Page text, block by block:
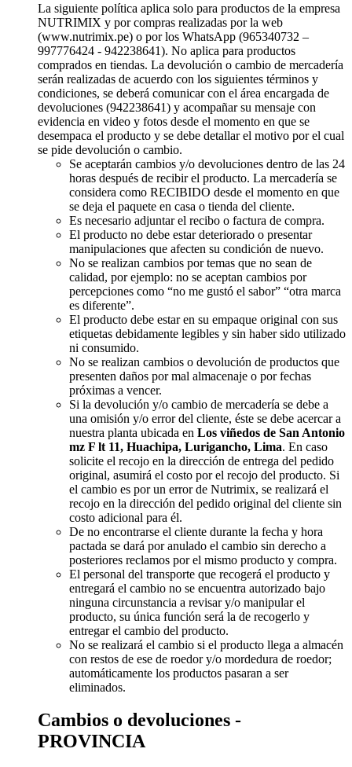
La siguiente política aplica solo para productos de la empresa
NUTRIMIX y por compras realizadas por la web
(www.nutrimix.pe) o por los WhatsApp (965340732 –
997776424 - 942238641). No aplica para productos
comprados en tiendas. La devolución o cambio de mercadería
serán realizadas de acuerdo con los siguientes términos y
condiciones, se deberá comunicar con el área encargada de
devoluciones (942238641) y acompañar su mensaje con
evidencia en video y fotos desde el momento en que se
desempaca el producto y se debe detallar el motivo por el cual
se pide devolución o cambio.
Se aceptarán cambios y/o devoluciones dentro de las 24
horas después de recibir el producto. La mercadería se
considera como RECIBIDO desde el momento en que
se deja el paquete en casa o tienda del cliente.
Es necesario adjuntar el recibo o factura de compra.
El producto no debe estar deteriorado o presentar
manipulaciones que afecten su condición de nuevo.
No se realizan cambios por temas que no sean de
calidad, por ejemplo: no se aceptan cambios por
percepciones como “no me gustó el sabor” “otra marca
es diferente”.
El producto debe estar en su empaque original con sus
etiquetas debidamente legibles y sin haber sido utilizado
ni consumido.
No se realizan cambios o devolución de productos que
presenten daños por mal almacenaje o por fechas
próximas a vencer.
Si la devolución y/o cambio de mercadería se debe a
una omisión y/o error del cliente, éste se debe acercar a
nuestra planta ubicada en Los viñedos de San Antonio
mz F lt 11, Huachipa, Lurigancho, Lima. En caso
solicite el recojo en la dirección de entrega del pedido
original, asumirá el costo por el recojo del producto. Si
el cambio es por un error de Nutrimix, se realizará el
recojo en la dirección del pedido original del cliente sin
costo adicional para él.
De no encontrarse el cliente durante la fecha y hora
pactada se dará por anulado el cambio sin derecho a
posteriores reclamos por el mismo producto y compra.
El personal del transporte que recogerá el producto y
entregará el cambio no se encuentra autorizado bajo
ninguna circunstancia a revisar y/o manipular el
producto, su única función será la de recogerlo y
entregar el cambio del producto.
No se realizará el cambio si el producto llega a almacén
con restos de ese de roedor y/o mordedura de roedor;
automáticamente los productos pasaran a ser
eliminados.
Cambios o devoluciones -
PROVINCIA